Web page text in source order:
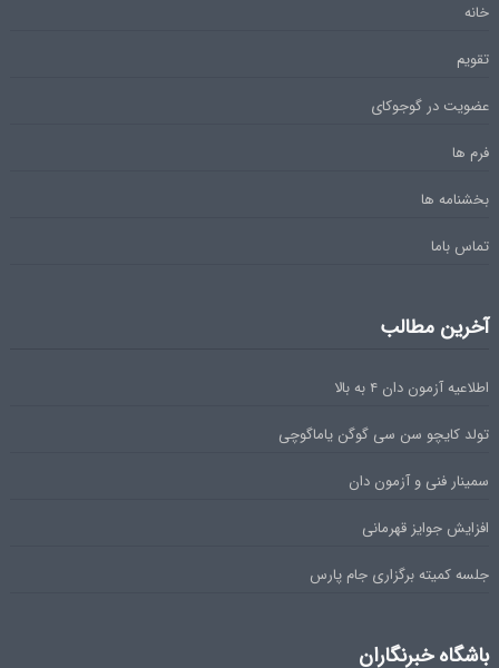
خانه
تقویم
عضویت در گوجوکای
فرم ها
بخشنامه ها
تماس باما
آخرین مطالب
اطلاعیه آزمون دان ۴ به بالا
تولد کایچو سن سی گوگن یاماگوچی
سمینار فنی و آزمون دان
افزایش جوایز قهرمانی
جلسه کمیته برگزاری جام پارس
باشگاه خبرنگاران